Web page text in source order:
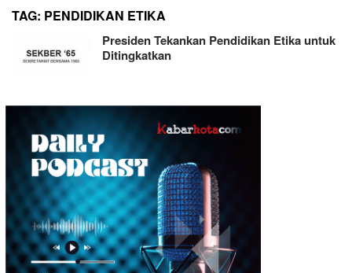
TAG: PENDIDIKAN ETIKA
Presiden Tekankan Pendidikan Etika untuk
Ditingkatkan